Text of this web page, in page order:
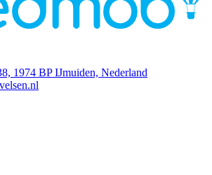
1974 BP IJmuiden, Nederland